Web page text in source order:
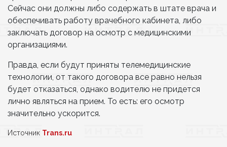
Сейчас они должны либо содержать в штате врача и
обеспечивать работу врачебного кабинета, либо
заключать договор на осмотр с медицинскими
организациями.
Правда, если будут приняты телемедицинские
технологии, от такого договора все равно нельзя
будет отказаться, однако водителю не придется
лично являться на прием. То есть: его осмотр
значительно ускорится.
Источник Trans.ru